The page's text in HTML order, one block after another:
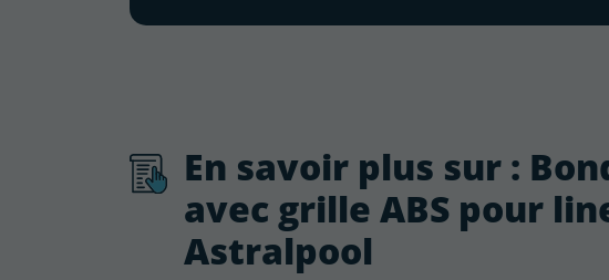
En savoir plus sur :
avec grille ABS pour
Astralpool